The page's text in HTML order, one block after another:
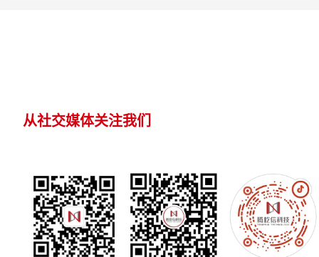
从社交媒体关注我们